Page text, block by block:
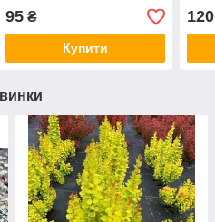
Голден Ринг, Berberis
thunbergii Golden Ring
95₴
Купити
Star
120